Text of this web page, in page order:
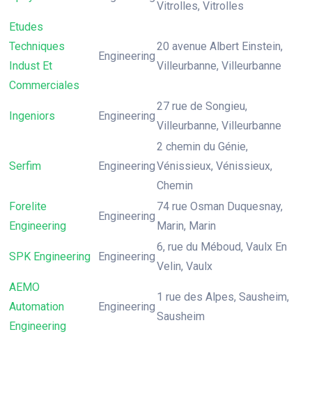
Vitrolles, Vitrolles
Etudes
Techniques
Indust Et
Commerciales
Engineering
20 avenue Albert Einstein,
Villeurbanne, Villeurbanne
Ingeniors Engineering
27 rue de Songieu,
Villeurbanne, Villeurbanne
Serfim Engineering
2 chemin du Génie,
Vénissieux, Vénissieux,
Chemin
Forelite
Engineering
Engineering
74 rue Osman Duquesnay,
Marin, Marin
SPK Engineering Engineering
6, rue du Méboud, Vaulx En
Velin, Vaulx
AEMO
Automation
Engineering
Engineering
1 rue des Alpes, Sausheim,
Sausheim